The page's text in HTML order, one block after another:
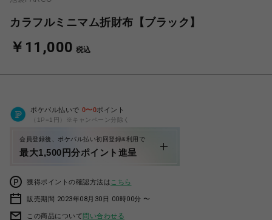
カラフルミニマム折財布【ブラック】
￥11,000 税込
ポケパル払いで 0〜0ポイント
（1P=1円）※キャンペーン分除く
会員登録後、ポケパル払い初回登録&利用で
最大1,500円分ポイント進呈
獲得ポイントの確認方法は こちら
販売期間 2023年08月30日 00時00分 〜
この商品について問い合わせる